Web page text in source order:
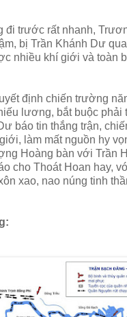
đi trước rất nhanh,
bị Trần Khánh Dư
nhiều khí giới và toàn
định chiến trường
lương, bắt buộc phải
báo tin thắng trận,
làm mất nguồn hy
Hoàng bàn với Trần
cho Thoát Hoan hay,
xao, nao núng tinh